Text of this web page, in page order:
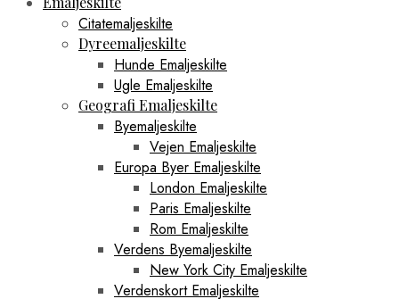
Citatemaljeskilte
Dyreemaljeskilte
Hunde Emaljeskilte
Ugle Emaljeskilte
Geografi Emaljeskilte
Byemaljeskilte
Vejen Emaljeskilte
Europa Byer Emaljeskilte
London Emaljeskilte
Paris Emaljeskilte
Rom Emaljeskilte
Verdens Byemaljeskilte
New York City Emaljeskilte
Verdenskort Emaljeskilte